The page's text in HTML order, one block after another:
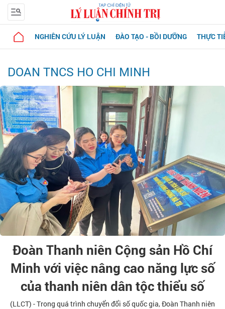
NGHIÊN CỨU LÝ LUẬN ĐÀO TẠO - BỒI DƯỠNG THỰC
DOAN TNCS HO CHI MINH
Đoàn Thanh niên Cộng sản Hồ Chí
Minh với việc nâng cao năng lực số
của thanh niên dân tộc thiểu số
(LLCT) - Trong quá trình chuyển đổi số quốc gia, Đoàn Thanh niên